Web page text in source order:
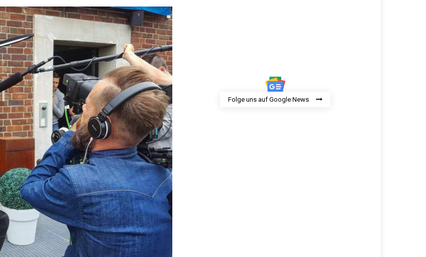
Folge uns auf Google News